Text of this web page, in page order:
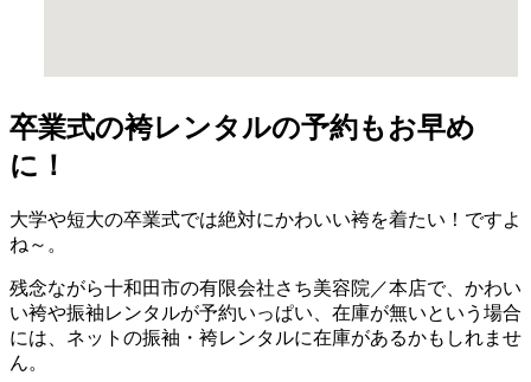
卒業式の袴レンタルの予約もお早め
に！
大学や短大の卒業式では絶対にかわいい袴を着たい！ ですよ
ね～。
残念ながら十和田市の有限会社さち美容院／本店で、かわい
い袴や振袖レンタルが予約いっぱい、在庫が無いという場合
には、 ネットの振袖・袴レンタルに在庫があるかもしれませ
ん。